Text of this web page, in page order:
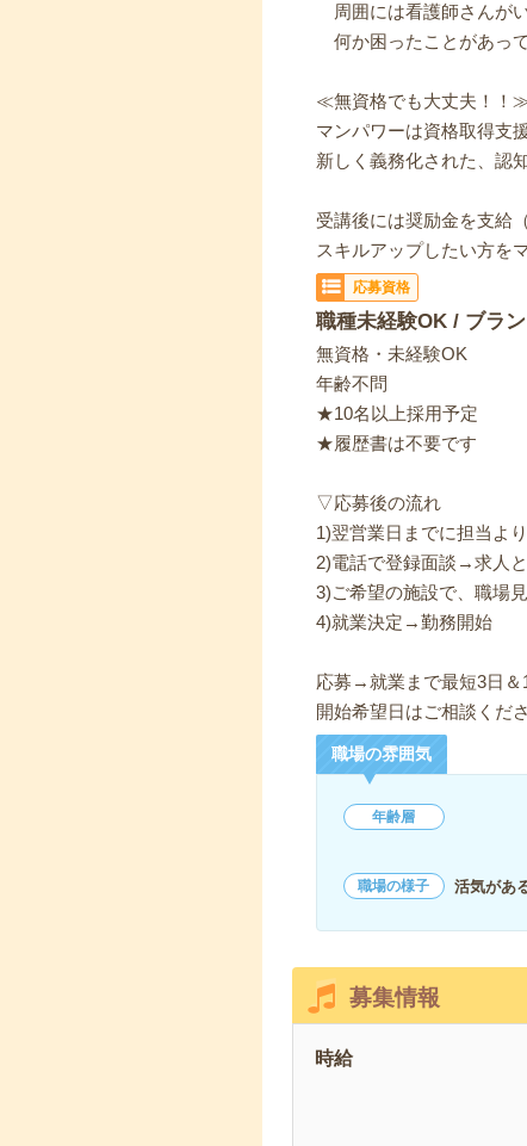
周囲には看護師さんがい
何か困ったことがあって
≪無資格でも大丈夫！！
マンパワーは資格取得支
新しく義務化された、認
受講後には奨励金を支給
スキルアップしたい方を
応募資格
職種未経験OK / ブラ
無資格・未経験OK
年齢不問
★10名以上採用予定
★履歴書は不要です
▽応募後の流れ
1)翌営業日までに担当よ
2)電話で登録面談→求人
3)ご希望の施設で、職場
4)就業決定→勤務開始
応募→就業まで最短3日＆
開始希望日はご相談くだ
職場の雰囲気
年齢層
職場の様子 活気があ
募集情報
時給